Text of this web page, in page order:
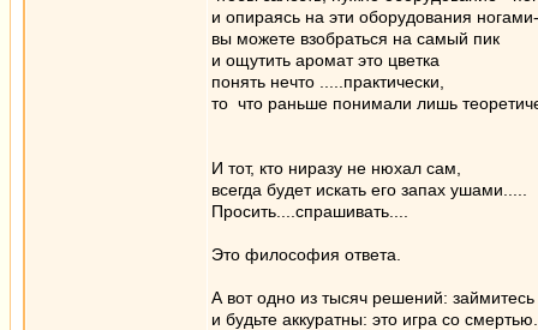
и опираясь на эти оборудования
вы можете взобраться на самый пик
и ощутить аромат это цветка
понять нечто .....практически,
то что раньше понимали лишь
И тот, кто ниразу не нюхал сам,
всегда будет искать его запах ушами.....
Просить....спрашивать....
Это философия ответа.
А вот одно из тысяч решений:
и будьте аккуратны: это игра со